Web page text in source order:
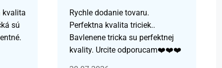
kvalita
sú
Rychle dodanie tovaru.
Perfektna kvalita triciek..
Bavlenene tricka su perfektnej
kvality. Urcite odporucam❤️❤️❤️